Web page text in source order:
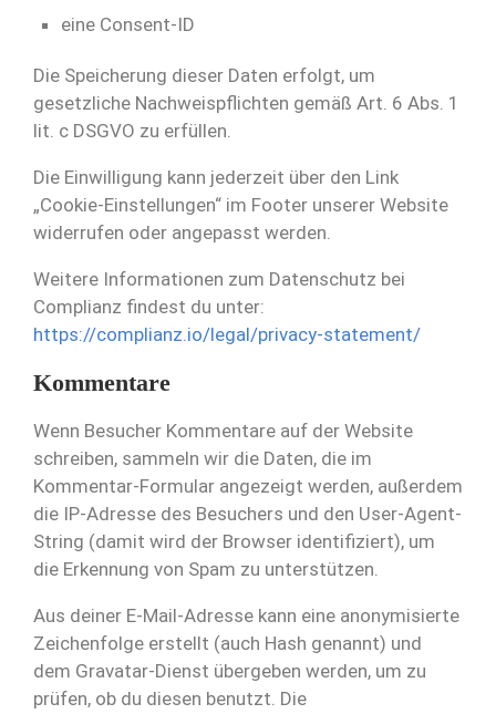
eine Consent-ID
Die Speicherung dieser Daten erfolgt, um
gesetzliche Nachweispflichten gemäß Art. 6 Abs. 1
lit. c DSGVO zu erfüllen.
Die Einwilligung kann jederzeit über den Link
„Cookie-Einstellungen“ im Footer unserer Website
widerrufen oder angepasst werden.
Weitere Informationen zum Datenschutz bei
Complianz findest du unter:
https://complianz.io/legal/privacy-statement/
Kommentare
Wenn Besucher Kommentare auf der Website
schreiben, sammeln wir die Daten, die im
Kommentar-Formular angezeigt werden, außerdem
die IP-Adresse des Besuchers und den User-Agent-
String (damit wird der Browser identifiziert), um
die Erkennung von Spam zu unterstützen.
Aus deiner E-Mail-Adresse kann eine anonymisierte
Zeichenfolge erstellt (auch Hash genannt) und
dem Gravatar-Dienst übergeben werden, um zu
prüfen, ob du diesen benutzt. Die